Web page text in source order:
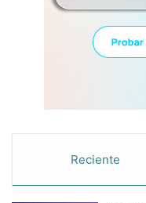
Reciente